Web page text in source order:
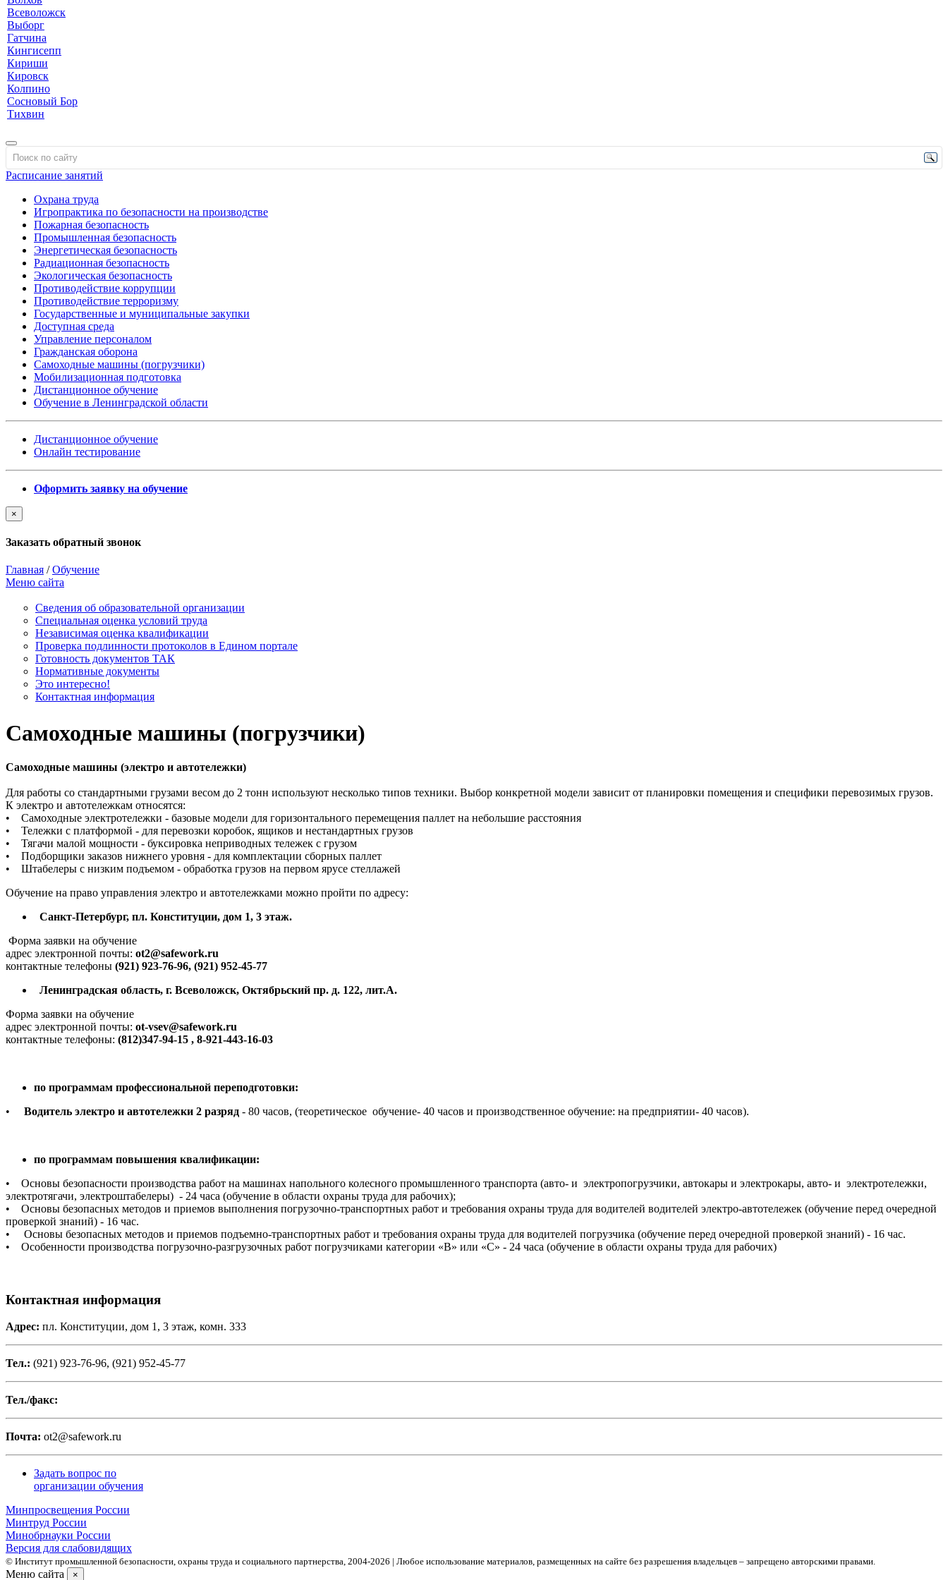
Всеволожск
Выборг
Гатчина
Кингисепп
Кириши
Кировск
Колпино
Сосновый Бор
Тихвин
Расписание занятий
Охрана труда
Игропрактика по безопасности на производстве
Пожарная безопасность
Промышленная безопасность
Энергетическая безопасность
Радиационная безопасность
Экологическая безопасность
Противодействие коррупции
Противодействие терроризму
Государственные и муниципальные закупки
Доступная среда
Управление персоналом
Гражданская оборона
Самоходные машины (погрузчики)
Мобилизационная подготовка
Дистанционное обучение
Обучение в Ленинградской области
Дистанционное обучение
Онлайн тестирование
Оформить заявку на обучение
×
Заказать обратный звонок
Главная /Обучение
Меню сайта
Сведения об образовательной организации
Cпециальная оценка условий труда
Независимая оценка квалификации
Проверка подлинности протоколов в Едином портале
Готовность документов ТАК
Нормативные документы
Это интересно!
Контактная информация
Самоходные машины (погрузчики)
Самоходные машины (электро и автотележки)
Для работы со стандартными грузами весом до 2 тонн используют несколько типов техники. Выбор конкретной модели зависит от планировки помещения и специфики перевозимых грузов.
К электро и автотележкам относятся:
• Самоходные электротележки - базовые модели для горизонтального перемещения паллет на небольшие расстояния
• Тележки с платформой - для перевозки коробок, ящиков и нестандартных грузов
• Тягачи малой мощности - буксировка неприводных тележек с грузом
• Подборщики заказов нижнего уровня - для комплектации сборных паллет
• Штабелеры с низким подъемом - обработка грузов на первом ярусе стеллажей
Обучение на право управления электро и автотележками можно пройти по адресу:
Санкт-Петербург, пл. Конституции, дом 1, 3 этаж.
Форма заявки на обучение
адрес электронной почты: ot2@safework.ru
контактные телефоны (921) 923-76-96, (921) 952-45-77
Ленинградская область, г. Всеволожск, Октябрьский пр. д. 122, лит.А.
Форма заявки на обучение
адрес электронной почты: ot-vsev@safework.ru
контактные телефоны: (812)347-94-15 , 8-921-443-16-03
по программам профессиональной переподготовки:
•
Водитель электро и автотележки 2 разряд - 80 часов, (теоретическое обучение- 40 часов и производственное обучение: на предприятии- 40 часов).
по программам повышения квалификации:
• Основы безопасности производства работ на машинах напольного колесного промышленного транспорта (авто- и электропогрузчики, автокары и электрокары, авто- и электротележки,
электротягачи, электроштабелеры) - 24 часа (обучение в области охраны труда для рабочих);
• Основы безопасных методов и приемов выполнения погрузочно-транспортных работ и требования охраны труда для водителей водителей электро-автотележек (обучение перед очередной
проверкой знаний) - 16 час.
• Основы безопасных методов и приемов подъемно-транспортных работ и требования охраны труда для водителей погрузчика (обучение перед очередной проверкой знаний) - 16 час.
• Особенности производства погрузочно-разгрузочных работ погрузчиками категории «В» или «С» - 24 часа (обучение в области охраны труда для рабочих)
Контактная информация
Адрес: пл. Конституции, дом 1, 3 этаж, комн. 333
Тел.: (921) 923-76-96, (921) 952-45-77
Тел./факс:
Почта: ot2@safework.ru
Задать вопрос по
организации обучения
Минпросвещения России
Минтруд России
Минобрнауки России
Версия для слабовидящих
© Институт промышленной безопасности, охраны труда и социального партнерства, 2004- 2026 | Любое использование материалов, размещенных на сайте без разрешения владельцев – запрещено авторскими правами.
Меню сайта ×